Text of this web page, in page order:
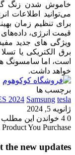
خاموش شدن زنگ
می‌توانید اطلاعات
برای تنظیم زمان
قیمت انرژی،
ویژگی های جدید
برق الکتریکی یا
خواهد داشت.
برچسب ها
2024 Samsung tesla
ژانویه 5, 2024
0
خواندن این مطلب 2 دقیقه زمان میبرد
You Purchase
new updates!